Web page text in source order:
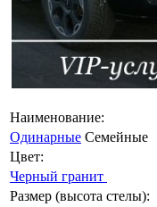
Наименование:
Одинарные Семейные
Цвет:
Черный гранит
Размер (высота стелы):